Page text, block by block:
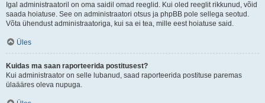
Igal administraatoril on oma saidil omad reeglid. Kui oled reeglit rikkunud, võid
saada hoiatuse. See on administraatori otsus ja phpBB pole sellega seotud.
Võta ühendust administraatoriga, kui sa ei tea, mille eest hoiatuse said.
Üles
Kuidas ma saan raporteerida postitusest?
Kui administraator on selle lubanud, saad raporteerida postituse paremas
ülaääres oleva nupuga.